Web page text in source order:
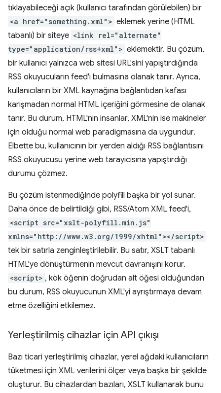
tıklayabileceği açık (kullanıcı tarafından görülebilen) bir
<a href="something.xml"> eklemek yerine (HTML
tabanlı) bir siteye <link rel="alternate"
type="application/rss+xml"> eklemektir. Bu çözüm,
bir kullanıcı yalnızca web sitesi URL'sini yapıştırdığında
RSS okuyucuların feed'i bulmasına olanak tanır. Ayrıca,
kullanıcıların bir XML kaynağına bağlantıdan kafası
karışmadan normal HTML içeriğini görmesine de olanak
tanır. Bu durum, HTML'nin insanlar, XML'nin ise makineler
için olduğu normal web paradigmasına da uygundur.
Elbette bu, kullanıcının bir yerden aldığı RSS bağlantısını
RSS okuyucusu yerine web tarayıcısına yapıştırdığı
durumu çözmez.
Bu çözüm istenmediğinde polyfill başka bir yol sunar.
Daha önce de belirtildiği gibi, RSS/Atom XML feed'i,
<script src="xslt-polyfill.min.js"
xmlns="http://www.w3.org/1999/xhtml"></script>
tek bir satırla zenginleştirilebilir. Bu satır, XSLT tabanlı
HTML'ye dönüştürmenin mevcut davranışını korur.
<script> , kök öğenin doğrudan alt öğesi olduğundan
bu durum, RSS okuyucunun XML'yi ayrıştırmaya devam
etme özelliğini etkilemez.
Yerleştirilmiş cihazlar için API çıkışı
Bazı ticari yerleştirilmiş cihazlar, yerel ağdaki kullanıcıların
tüketmesi için XML verilerini ölçer veya başka bir şekilde
oluşturur. Bu cihazlardan bazıları, XSLT kullanarak bunu